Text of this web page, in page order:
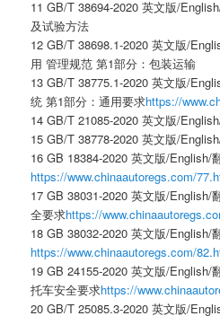
11 GB/T 38694-2020 英文版/
及试验方法
12 GB/T 38698.1-2020 英文版/
用 管理规范 第1部分：包装运输
13 GB/T 38775.1-2020 英文版/
统 第1部分：通用要求https://
14 GB/T 21085-2020 英文版/
15 GB/T 38778-2020 英文版/
16 GB 18384-2020 英文版/English/
https://www.chinaautoregs.com/
17 GB 38031-2020 英文版/English/
全要求https://
18 GB 38032-2020 英文版/English/
https://www.chinaautoregs.com/
19 GB 24155-2020 英文版/English/
托车安全要求https://
20 GB/T 25085.3-2020 英文版/